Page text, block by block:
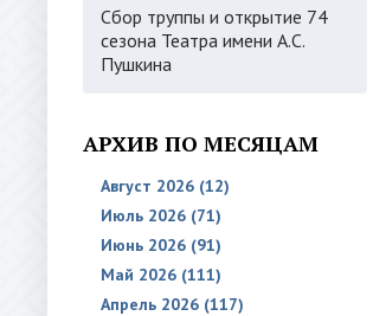
Сбор труппы и открытие 74
сезона Театра имени А.С.
Пушкина
АРХИВ ПО МЕСЯЦАМ
Август 2026 (12)
Июль 2026 (71)
Июнь 2026 (91)
Май 2026 (111)
Апрель 2026 (117)